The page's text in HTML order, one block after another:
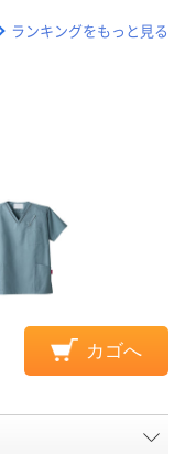
ランキングをもっと見る
カゴへ